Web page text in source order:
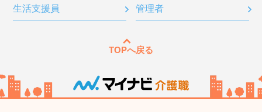
生活支援員 管理者
TOPへ戻る